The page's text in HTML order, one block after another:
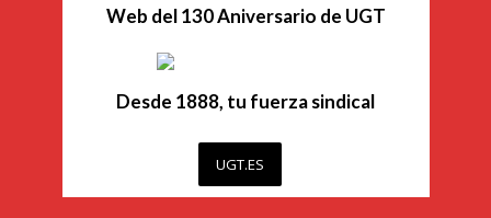
Web del 130 Aniversario de UGT
Desde 1888, tu fuerza sindical
UGT.ES